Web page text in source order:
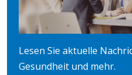
Lesen Sie aktuelle
Gesundheit und mehr.